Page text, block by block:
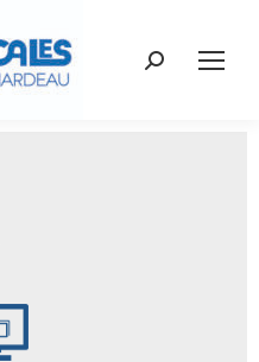
Recherche